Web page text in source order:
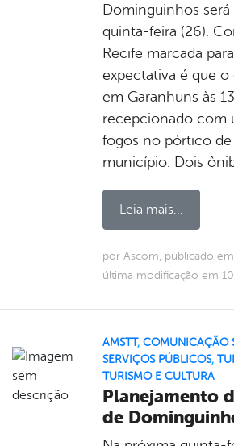
Dominguinhos será
quinta-feira (26).
Recife marcada
expectativa é que
em Garanhuns às
recepcionado com
fogos no pórtico
município. Dois
Leia mais...
por Ascom, publicado
última modificação em
AMSTT, COMUNICAÇÃO
SERVIÇOS PÚBLICOS,
TURISMO E CULTURA
Planejamento
de